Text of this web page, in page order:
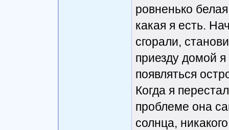
ровненько
какая я есть.
сгорали,
приезду домой
появляться
Когда я
проблеме она
солнца,